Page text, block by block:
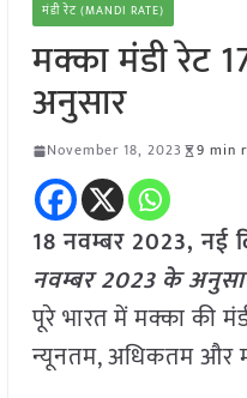
मंडी रेट (MANDI RATE)
मक्का मंडी रेट
अनुसार
November 18, 2023 9 min
18 नवम्बर 2023, नई
नवम्बर2023 के
पूरे भारत में मक्का की
न्यूनतम, अधिकतम और